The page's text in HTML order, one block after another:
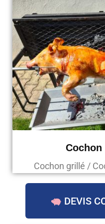
Cochon
Cochon grillé /
DEVIS